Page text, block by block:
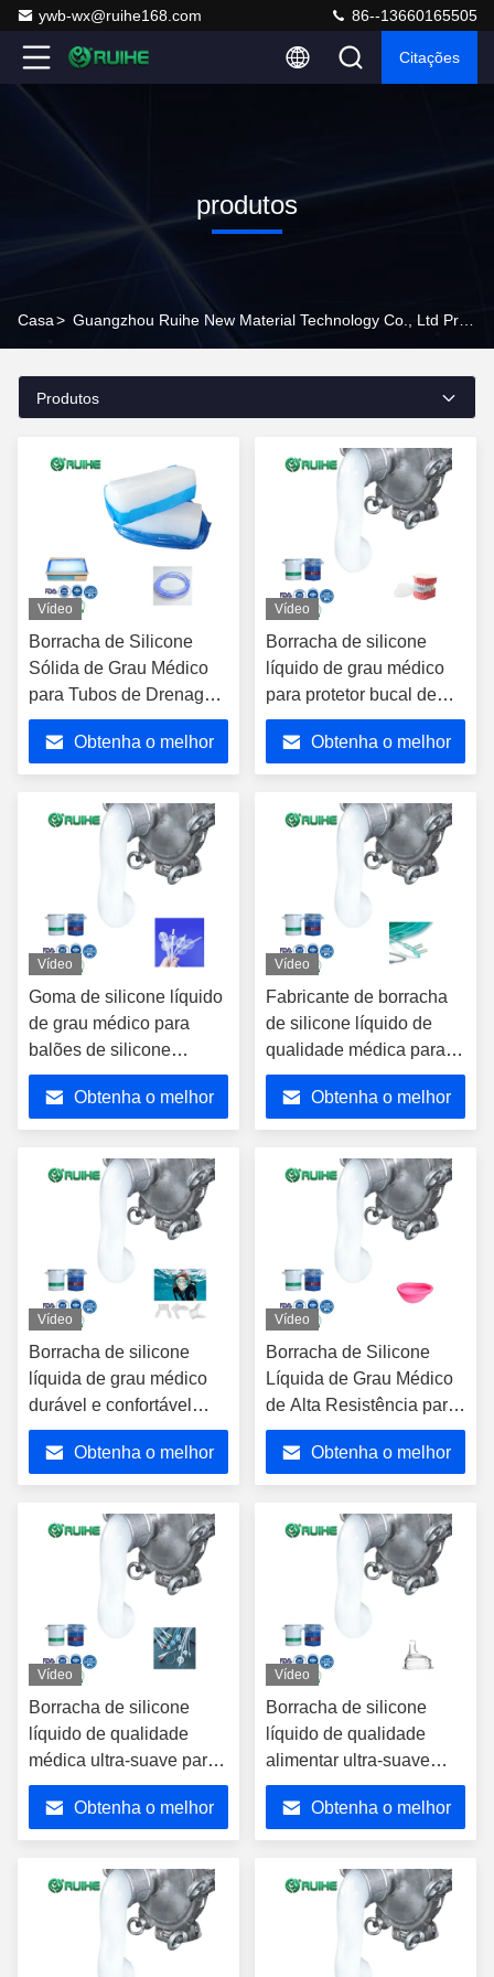
ywb-wx@ruihe168.com 86--13660165505
Citações
produtos
Casa>
Produtos
Vídeo
Borracha de Silicone
Sólida de Grau Médico
para Tubos de Drenagem
Cruzada com Excelente
Desempenho de
Extrusão
Obtenha o melhor
Vídeo
Borracha de silicone
líquido de grau médico
para protetor bucal de
silicone líquido
Obtenha o melhor
Vídeo
Goma de silicone líquido
de grau médico para
balões de silicone
médicos personalizados
Obtenha o melhor
Vídeo
Fabricante de borracha
de silicone líquido de
qualidade médica para
tubos nasais de oxigénio
com elevada
biocompatibilidade
Obtenha o melhor
Vídeo
Borracha de silicone
líquida de grau médico
durável e confortável
para mergulho
Obtenha o melhor
Vídeo
Borracha de Silicone
Líquida de Grau Médico
de Alta Resistência para
Copos e Discos
Menstruais
Obtenha o melhor
Vídeo
Borracha de silicone
líquido de qualidade
médica ultra-suave para
componentes de saúde
seguros e precisos
Obtenha o melhor
Vídeo
Borracha de silicone
líquido de qualidade
alimentar ultra-suave
para mamilos seguros e
duráveis para bebês
Obtenha o melhor